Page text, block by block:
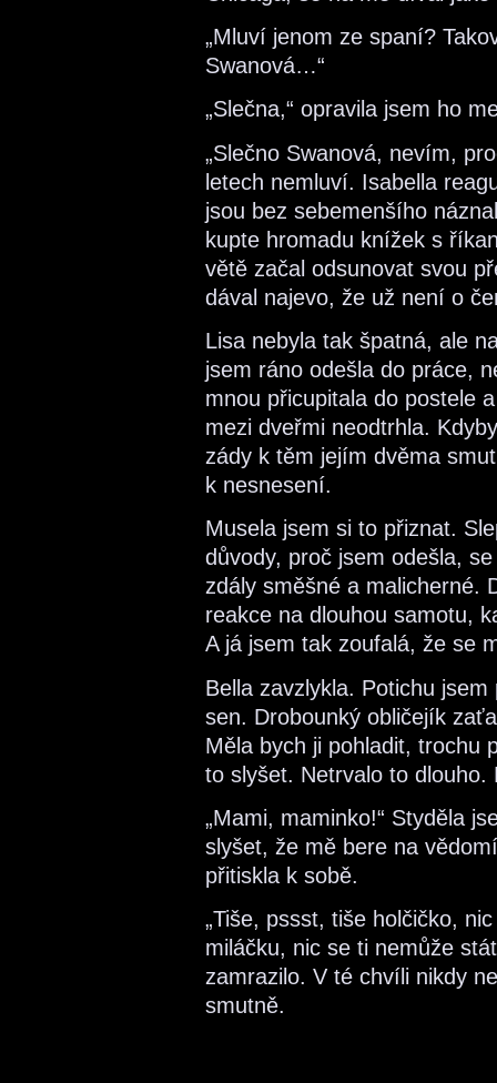
„Mluví jenom ze spaní?
Swanová…“
„Slečna,“ opravila jsem ho
„Slečno Swanová, nevím,
letech nemluví. Isabella
jsou bez sebemenšího
kupte hromadu knížek s
větě začal odsunovat svou
dával najevo, že už není o
Lisa nebyla tak špatná, ale
jsem ráno odešla do práce,
mnou přicupitala do postele
mezi dveřmi neodtrhla.
zády k těm jejím dvěma
k nesnesení.
Musela jsem si to přiznat.
důvody, proč jsem odešla,
zdály směšné a malicherné.
reakce na dlouhou samotu,
A já jsem tak zoufalá, že se
Bella zavzlykla. Potichu
sen. Drobounký obličejík
Měla bych ji pohladit, trochu
to slyšet. Netrvalo to
„Mami, maminko!“ Styděla
slyšet, že mě bere na
přitiskla k sobě.
„Tiše, pssst, tiše holčičko,
miláčku, nic se ti nemůže
zamrazilo. V té chvíli nikdy
smutně.